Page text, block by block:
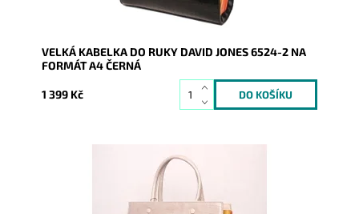
VELKÁ KABELKA DO RUKY DAVID JONES 6524-2 NA
FORMÁT A4 ČERNÁ
1 399 Kč
Velká kabelka na formát A4 v krásné světlešedé
barvě s barevnými boky. Eleganci, originalitu,